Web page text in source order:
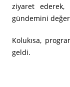
ziyaret ederek,
gündemini
Kolukısa,
geldi.